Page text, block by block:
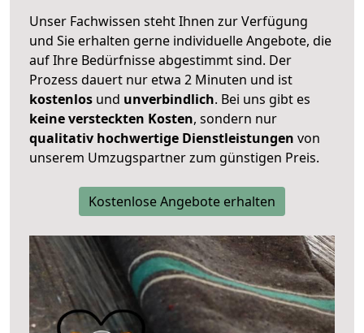
Unser Fachwissen steht Ihnen zur Verfügung
und Sie erhalten gerne individuelle Angebote, die
auf Ihre Bedürfnisse abgestimmt sind. Der
Prozess dauert nur etwa 2 Minuten und ist
kostenlos und unverbindlich. Bei uns gibt es
keine versteckten Kosten, sondern nur
qualitativ hochwertige Dienstleistungen von
unserem Umzugspartner zum günstigen Preis.
Kostenlose Angebote erhalten